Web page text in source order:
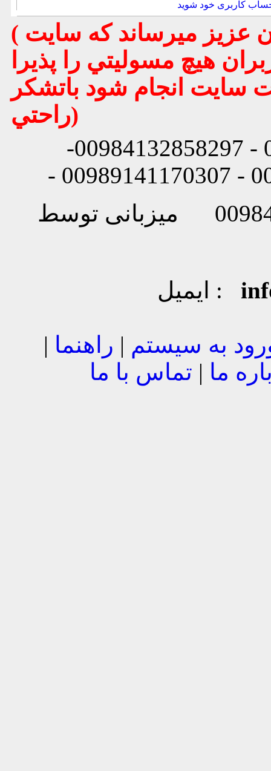
کاربری خود شوید
( تذكر مهم : به استحضار تمامي كاربران عزيز ميرساند كه سايت
هيچ مسوليتي را پذيرا
سايت انجام شود باتشكر
راحتي)
شماره تماس: 00984132858296 - 00984132858297-
ایمیل :
به سیستم | راهنما |
ما | تماس با ما